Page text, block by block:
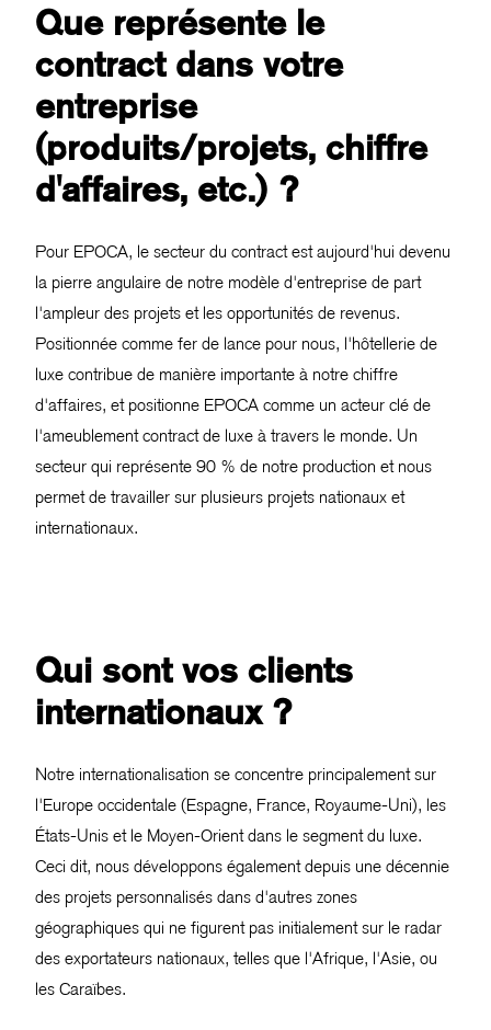
Que représente le
contract dans votre
entreprise
(produits/projets, chiffre
d'affaires, etc.) ?
Pour EPOCA, le secteur du contract est aujourd'hui devenu
la pierre angulaire de notre modèle d'entreprise de part
l'ampleur des projets et les opportunités de revenus.
Positionnée comme fer de lance pour nous, l'hôtellerie de
luxe contribue de manière importante à notre chiffre
d'affaires, et positionne EPOCA comme un acteur clé de
l'ameublement contract de luxe à travers le monde. Un
secteur qui représente 90 % de notre production et nous
permet de travailler sur plusieurs projets nationaux et
internationaux.
Qui sont vos clients
internationaux ?
Notre internationalisation se concentre principalement sur
l'Europe occidentale (Espagne, France, Royaume-Uni), les
États-Unis et le Moyen-Orient dans le segment du luxe.
Ceci dit, nous développons également depuis une décennie
des projets personnalisés dans d'autres zones
géographiques qui ne figurent pas initialement sur le radar
des exportateurs nationaux, telles que l'Afrique, l'Asie, ou
les Caraïbes.